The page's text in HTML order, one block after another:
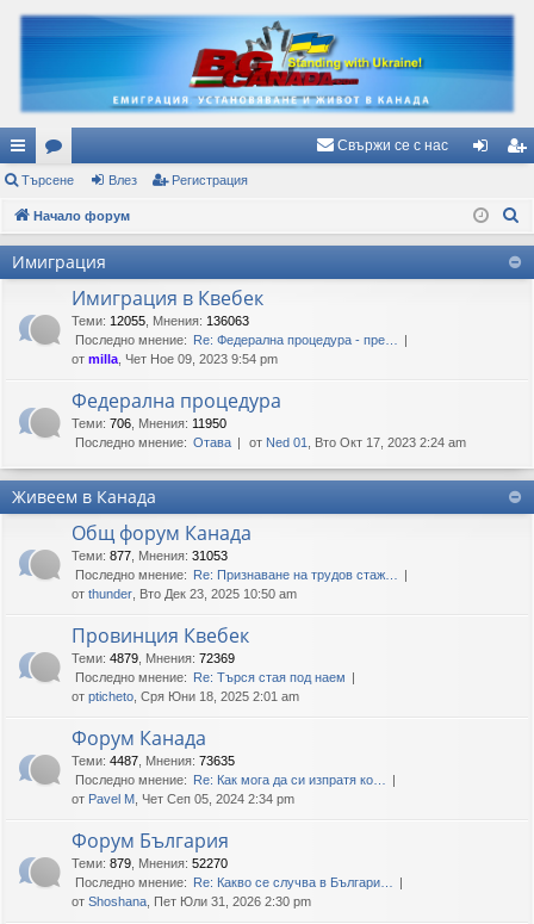
ъ
рз
и
ъз
ор
ум
Свържи се с нас
з ис
тр
Търсене Влез Регистрация
Начало форум
Имиграция
Имиграция в Квебек
Теми: 12055 Мнения: 136063
Последно мнение: Re: Федерална процедура - пре…
от milla , Чет Ное 09, 2023 9:54 pm
Федерална процедура
Теми: 706 Мнения: 11950
Последно мнение: Отава от Ned 01 , Вто Окт 17, 2023 2:24 am
Живеем в Канада
Общ форум Канада
Теми: 877 Мнения: 31053
Последно мнение: Re: Признаване на трудов стаж…
от thunder , Вто Дек 23, 2025 10:50 am
Провинция Квебек
Теми: 4879 Мнения: 72369
Последно мнение: Re: Търся стая под наем
от pticheto , Сря Юни 18, 2025 2:01 am
Форум Канада
Теми: 4487 Мнения: 73635
Последно мнение: Re: Как мога да си изпратя ко…
от Pavel M , Чет Сеп 05, 2024 2:34 pm
Форум България
Теми: 879 Мнения: 52270
Последно мнение: Re: Какво се случва в Българи…
от Shoshana , Пет Юли 31, 2026 2:30 pm